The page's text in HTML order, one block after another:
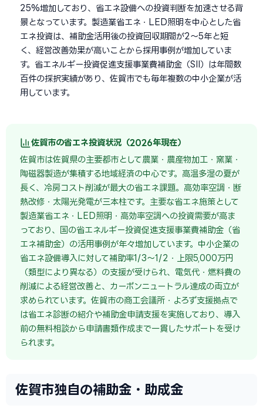
25%増加しており、省エネ設備への投資判断を加速させる背
景となっています。製造業省エネ・LED照明を中心とした省
エネ投資は、補助金活用後の投資回収期間が2〜5年と短
く、経営改善効果が高いことから採用事例が増加していま
す。省エネルギー投資促進支援事業費補助金（SII）は年間数
百件の採択実績があり、佐賀市でも毎年複数の中小企業が活
用しています。
佐賀市の省エネ投資状況（2026年現在）
佐賀市は佐賀県の主要都市として農業・農産物加工・窯業・
陶磁器製造が集積する地域経済の中心です。高温多湿の夏が
長く、冷房コスト削減が最大の省エネ課題。高効率空調・断
熱改修・太陽光発電が三本柱です。主要な省エネ施策として
製造業省エネ・LED照明・高効率空調への投資需要が高ま
っており、国の省エネルギー投資促進支援事業費補助金（省
エネ補助金）の活用事例が年々増加しています。中小企業の
省エネ設備導入に対して補助率1/3〜1/2・上限5,000万円
（類型により異なる）の支援が受けられ、電気代・燃料費の
削減による経営改善と、カーボンニュートラル達成の両立が
求められています。佐賀市の商工会議所・よろず支援拠点で
は省エネ診断の紹介や補助金申請支援を実施しており、導入
前の無料相談から申請書類作成まで一貫したサポートを受け
られます。
佐賀市独自の補助金・助成金